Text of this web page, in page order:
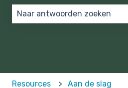
Resources Aan de slag